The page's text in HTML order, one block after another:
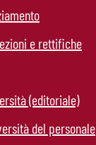
e rettifiche
(editoriale)
del personale